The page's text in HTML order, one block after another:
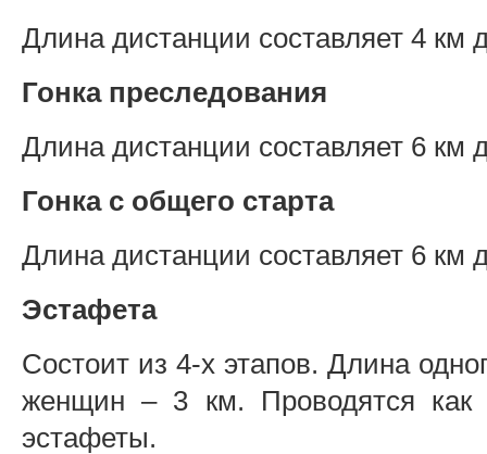
Длина дистанции составляет 4
Гонка преследования
Длина дистанции составляет 6
Гонка с общего старта
Длина дистанции составляет 6
Эстафета
Состоит из 4-х этапов. Длина
женщин – 3 км. Проводятся как
эстафеты.